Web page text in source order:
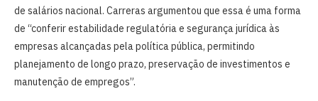
de salários nacional. Carreras argumentou que essa é uma forma
de “conferir estabilidade regulatória e segurança jurídica às
empresas alcançadas pela política pública, permitindo
planejamento de longo prazo, preservação de investimentos e
manutenção de empregos”.